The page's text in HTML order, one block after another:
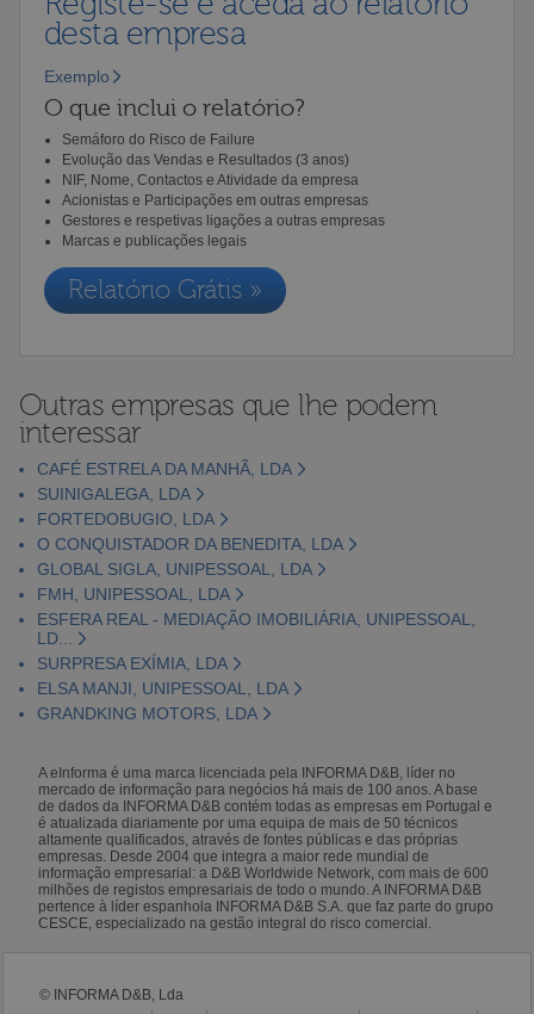
desta empresa
Exemplo
O que inclui o relatório?
Semáforo do Risco de Failure
Evolução das Vendas e Resultados (3 anos)
NIF, Nome, Contactos e Atividade da empresa
Acionistas e Participações em outras empresas
Gestores e respetivas ligações a outras empresas
Marcas e publicações legais
Relatório Grátis »
Outras empresas que lhe podem
interessar
CAFÉ ESTRELA DA MANHÃ, LDA
SUINIGALEGA, LDA
FORTEDOBUGIO, LDA
O CONQUISTADOR DA BENEDITA, LDA
GLOBAL SIGLA, UNIPESSOAL, LDA
FMH, UNIPESSOAL, LDA
ESFERA REAL - MEDIAÇÃO IMOBILIÁRIA, UNIPESSOAL,
LD...
SURPRESA EXÍMIA, LDA
ELSA MANJI, UNIPESSOAL, LDA
GRANDKING MOTORS, LDA
A eInforma é uma marca licenciada pela INFORMA D&B, líder no
mercado de informação para negócios há mais de 100 anos. A base
de dados da INFORMA D&B contém todas as empresas em Portugal e
é atualizada diariamente por uma equipa de mais de 50 técnicos
altamente qualificados, através de fontes públicas e das próprias
empresas. Desde 2004 que integra a maior rede mundial de
informação empresarial: a D&B Worldwide Network, com mais de 600
milhões de registos empresariais de todo o mundo. A INFORMA D&B
pertence à líder espanhola INFORMA D&B S.A. que faz parte do grupo
CESCE, especializado na gestão integral do risco comercial.
© INFORMA D&B, Lda